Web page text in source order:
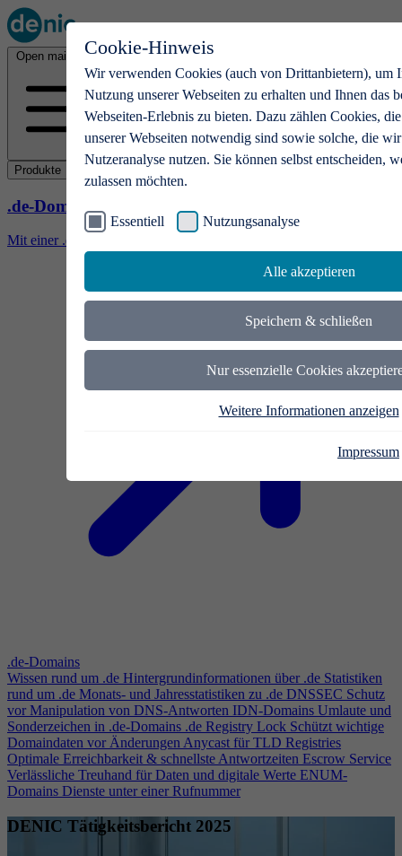
Cookie-Hinweis
Wir verwenden Cookies (auch von Drittanbietern), um
Nutzung unserer Webseiten zu erhalten und Ihnen das
Webseiten-Erlebnis zu bieten. Dazu zählen Cookies,
unserer Webseiten notwendig sind sowie solche, die
Nutzeranalyse nutzen. Sie können selbst entscheiden,
zulassen möchten.
Essentiell Nutzungsanalyse
Alle akzeptieren
Speichern & schließen
Nur essenzielle Cookies
Weitere Informationen anzeigen
Impressum
Open main menu
Produkte
.de-Domains
Mit einer .de-Domain erhalten Ideen eine Bühne
.de-Domains
Wissen rund um .de Hintergrundinformationen über .de Statistiken
rund um .de Monats- und Jahresstatistiken zu .de DNSSEC Schutz
vor Manipulation von DNS-Antworten IDN-Domains Umlaute und
Sonderzeichen in .de-Domains .de Registry Lock Schützt wichtige
Domaindaten vor ÄnderungenAnycast für TLD Registries
Optimale Erreichbarkeit & schnellste Antwortzeiten Escrow Service
Verlässliche Treuhand für Daten und digitale Werte ENUM-
Domains Dienste unter einer Rufnummer
DENIC Tätigkeitsbericht 2025